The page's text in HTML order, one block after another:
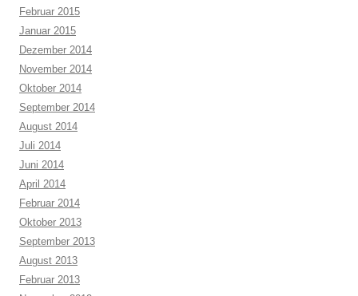
Februar 2015
Januar 2015
Dezember 2014
November 2014
Oktober 2014
September 2014
August 2014
Juli 2014
Juni 2014
April 2014
Februar 2014
Oktober 2013
September 2013
August 2013
Februar 2013